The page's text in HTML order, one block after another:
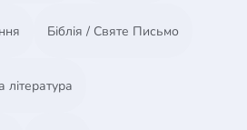
Біблія / Святе Письмо
література